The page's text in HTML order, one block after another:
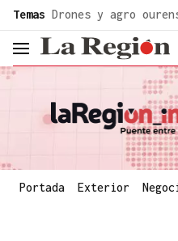
Temas Drones y agro
header.menu.open
Portada Exterior